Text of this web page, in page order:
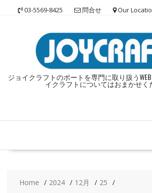
03-5569-8425 問合せ Our
ジョイクラフトのボートを専門に取り扱う
イクラフトについてはおまかせく
Home 2024 12月
25